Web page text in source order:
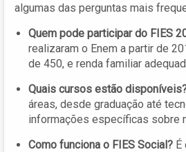
algumas das perguntas mais
Quem pode participar do FIES
realizaram o Enem a partir de
de 450, e renda familiar
Quais cursos estão
áreas, desde graduação até
informações específicas sobre
Como funciona o FIES Social? É